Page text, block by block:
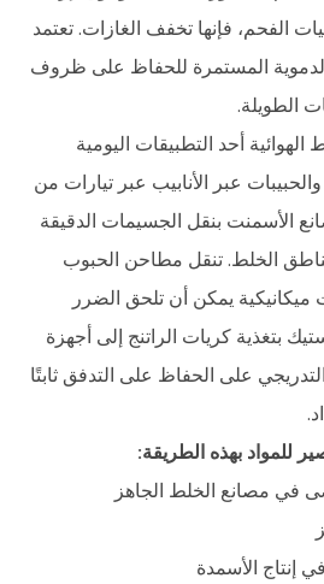
الفحم، فإنها تخفف الغازات. تعتمد
المستمرة للحفاظ على ظروف
الطويلة.
أحد التطبيقات اليومية
عبر الأنابيب عبر تيارات من
الأسمنت بنقل الجسيمات الدقيقة
الخلط. تنقل مطاحن الحبوب
ميكانيكية يمكن أن تلحق الضرر
بتغذية كريات الراتنج إلى أجهزة
على الحفاظ على التدفق ثابتًا
للمواد بهذه الطريقة:
في مصانع الخلط الجاهز
إنتاج الأسمدة